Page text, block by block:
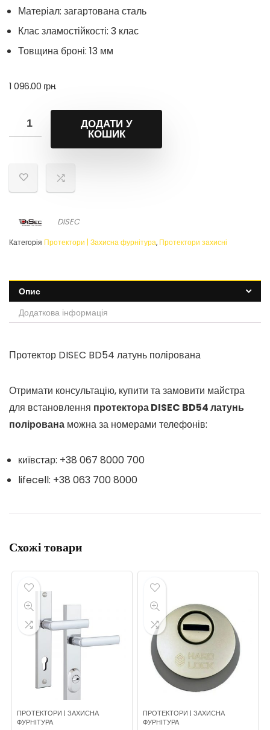
Матеріал: загартована сталь
Клас зламостійкості: 3 клас
Товщина броні: 13 мм
1 096.00 грн.
ДОДАТИ У
КОШИК
DISEC
Категорія Протектори | Захисна фурнітура, Протектори захисні
Опис
Додаткова інформація
Протектор DISEC BD54 латунь полірована
Отримати консультацію, купити та замовити майстра
для встановлення протектора DISEC BD54 латунь
полірована можна за номерами телефонів:
київстар: +38 067 8000 700
lifecell: +38 063 700 8000
Схожі товари
ПРОТЕКТОРИ | ЗАХИСНА
ФУРНІТУРА
ПРОТЕКТОРИ | ЗАХИСНА
ФУРНІТУРА